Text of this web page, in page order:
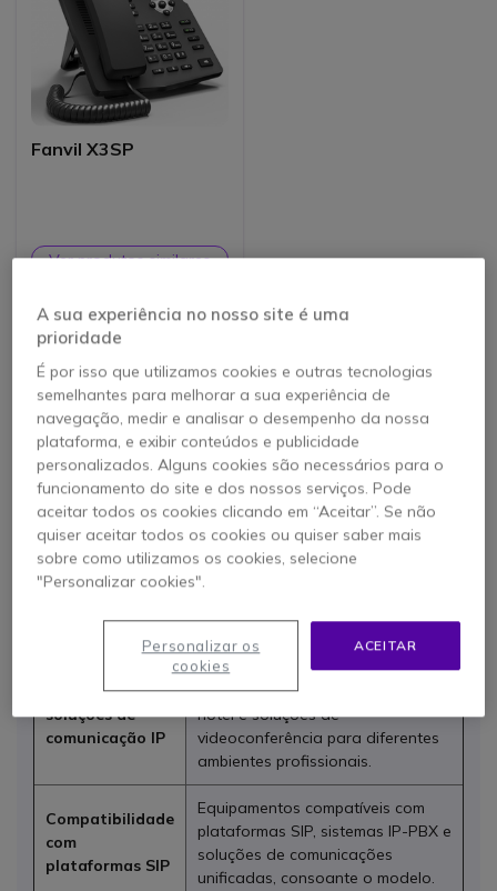
Fanvil X3SP
Ver produtos similares
Todas as vantagens da marca
Fanvil
A Fanviloferece soluções profissionais de comunicação IP
para empresas de diferentes dimensões e setores. Na
Onedirect encontrará uma seleção de telefones IP ,
intercomunicadores SIP,videoporteiros ,telefones para
hotelesoluções de videoconferência, concebidos para
melhorar a comunicação e o controlo de acessos em
Ampla gama de
soluções de
comunicação IP
Telefones IP, intercomunicadores
SIP, videoporteiros, telefones para
hotel e soluções de
videoconferência para diferentes
ambientes profissionais.
Compatibilidade
com
plataformas SIP
Equipamentos compatíveis com
plataformas SIP, sistemas IP-PBX e
soluções de comunicações
unificadas, consoante o modelo.
A sua experiência no nosso site é uma
prioridade
É por isso que utilizamos cookies e outras tecnologias
semelhantes para melhorar a sua experiência de
navegação, medir e analisar o desempenho da nossa
plataforma, e exibir conteúdos e publicidade
personalizados. Alguns cookies são necessários para o
funcionamento do site e dos nossos serviços. Pode
aceitar todos os cookies clicando em “Aceitar”. Se não
quiser aceitar todos os cookies ou quiser saber mais
sobre como utilizamos os cookies, selecione
"Personalizar cookies".
ACEITAR
Personalizar os
cookies